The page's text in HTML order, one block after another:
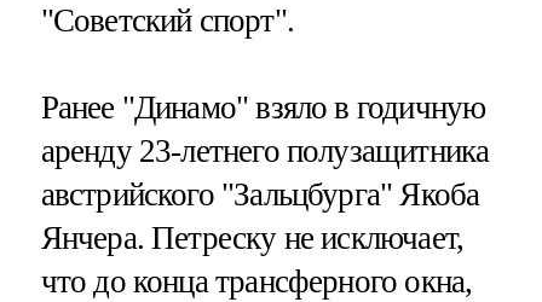
"Советский спорт".
Ранее "Динамо" взяло в годичную
аренду 23-летнего полузащитника
австрийского "Зальцбурга" Якоба
Янчера. Петреску не исключает,
что до конца трансферного окна,